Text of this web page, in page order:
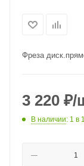
Фреза
3 220 ₽/
В наличии: 1 в